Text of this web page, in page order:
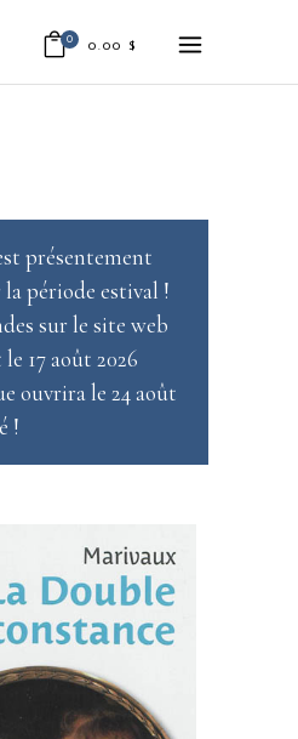
0 0.00 $
présentement
période estival !
sur le site web
17 août 2026
ouvrira le 24 août
!